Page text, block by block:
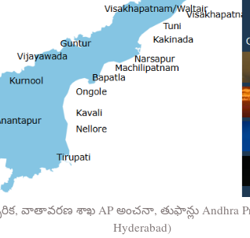
వాతావరణ శాఖ AP అంచనా, తుఫాన్లు Andhra
Hyderabad)